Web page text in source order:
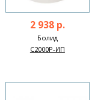
2 938 р.
Болид
С2000Р-ИП